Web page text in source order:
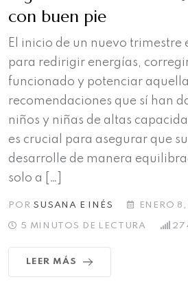
con buen pie
El inicio de un nuevo trimestre
para redirigir energías,
funcionado y potenciar
recomendaciones que sí han
niños y niñas de altas
es crucial para asegurar que
desarrolle de manera
solo a […]
POR SUSANA E INÉS ENERO
5 MINUTOS DE LECTURA
LEER MÁS